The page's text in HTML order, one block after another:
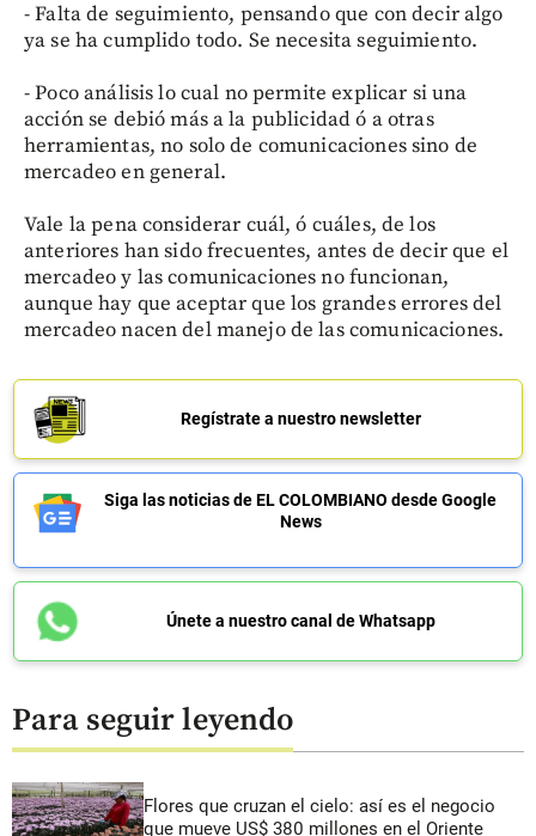
- Falta de seguimiento, pensando que con decir algo
ya se ha cumplido todo. Se necesita seguimiento.
- Poco análisis lo cual no permite explicar si una
acción se debió más a la publicidad ó a otras
herramientas, no solo de comunicaciones sino de
mercadeo en general.
Vale la pena considerar cuál, ó cuáles, de los
anteriores han sido frecuentes, antes de decir que el
mercadeo y las comunicaciones no funcionan,
aunque hay que aceptar que los grandes errores del
mercadeo nacen del manejo de las comunicaciones.
Regístrate a nuestro newsletter
Siga las noticias de EL COLOMBIANO desde Google
News
Únete a nuestro canal de Whatsapp
Para seguir leyendo
Flores que cruzan el cielo: así es el negocio
que mueve US$ 380 millones en el Oriente